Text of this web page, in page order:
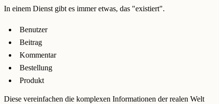
In einem Dienst gibt es immer etwas, das "existiert".
Benutzer
Beitrag
Kommentar
Bestellung
Produkt
Diese vereinfachen die komplexen Informationen der realen Welt